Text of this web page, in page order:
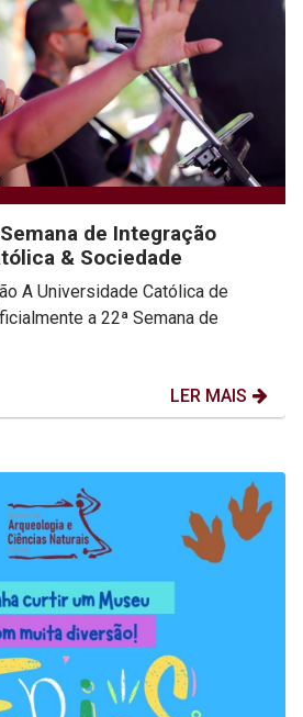
de Integração
& Sociedade
de
a 22ª Semana de
LER MAIS